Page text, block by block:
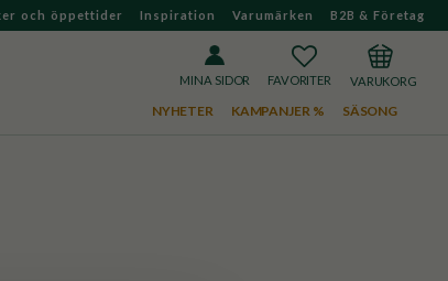
och öppettider Inspiration Varumärken B2B & Företag
MINA SIDOR
FAVORITERKUNDVAGN
NYHETER KAMPANJER % SÄSONG